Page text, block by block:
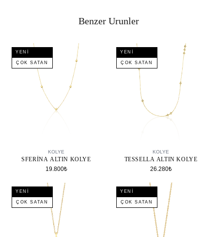
Benzer Urunler
YENI
ÇOK SATAN
KOLYE
SFERINA ALTIN KOLYE
19.800₺
YENI
ÇOK SATAN
KOLYE
TESSELLA ALTIN KOLYE
26.280₺
YENI
ÇOK SATAN
YENI
ÇOK SATAN